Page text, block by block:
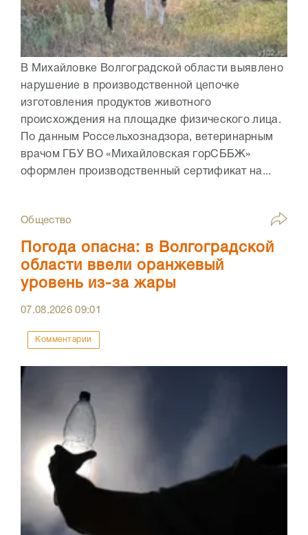
В Михайловке Волгоградской области выявлено
нарушение в производственной цепочке
изготовления продуктов животного
происхождения на площадке физического лица.
По данным Россельхознадзора, ветеринарным
врачом ГБУ ВО «Михайловская горСББЖ»
оформлен производственный сертификат на...
Общество
Погода опасна: в Волгоградской
области ввели оранжевый
уровень из-за жары
07.08.202609:01
Комментарии